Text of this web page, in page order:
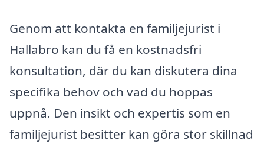
Genom att kontakta en familjejurist i
Hallabro kan du få en kostnadsfri
konsultation, där du kan diskutera dina
specifika behov och vad du hoppas
uppnå. Den insikt och expertis som en
familjejurist besitter kan göra stor skillnad